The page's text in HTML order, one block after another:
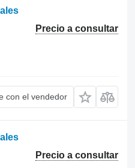
Precio a consultar
con el vendedor
Precio a consultar